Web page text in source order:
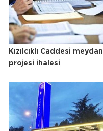
Kızılcıklı Caddesi meydan
projesi ihalesi